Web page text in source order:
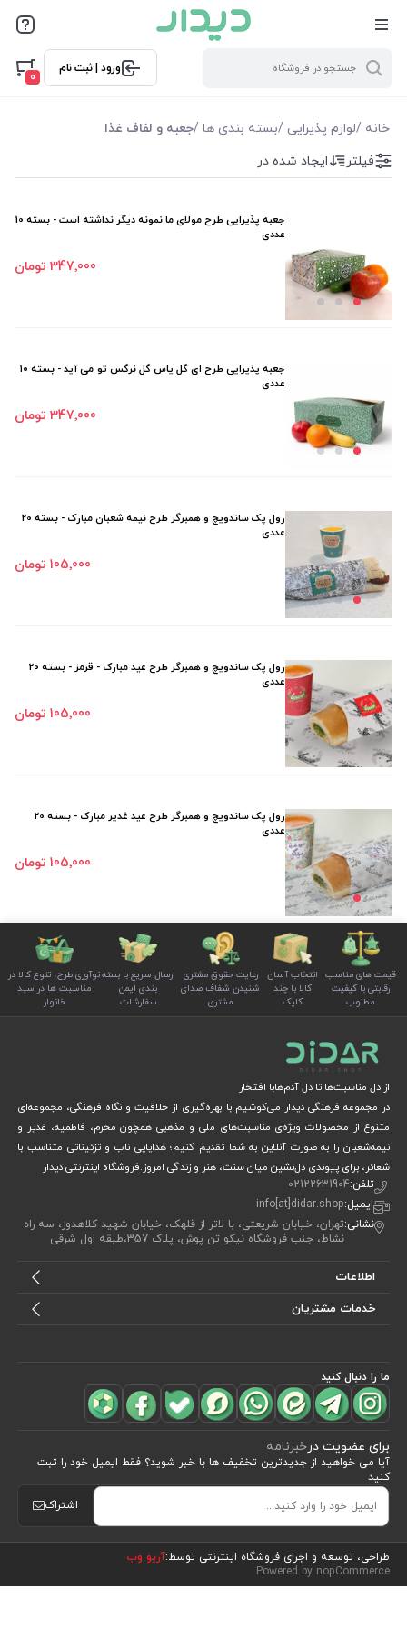
ورود | ثبت نام
0
خانه /لوازم پذیرایی /بسته بندی ها /جعبه و لفاف غذا
فیلتر بر اساس قیمت
فیلترها
نمایش همه محصولات
مشاهده محصولات(5)
فیلتر ایجاد شده در
جعبه پذیرایی طرح مولای ما نمونه دیگر نداشته است - بسته 10
عددی
347٬000 تومان
جعبه پذیرایی طرح ای گل یاس گل نرگس تو می آید - بسته 10
عددی
347٬000 تومان
رول پک ساندویچ و همبرگر طرح نیمه شعبان مبارک - بسته 20
عددی
105٬000 تومان
رول پک ساندویچ و همبرگر طرح عید مبارک - قرمز - بسته 20
عددی
105٬000 تومان
رول پک ساندویچ و همبرگر طرح عید غدیر مبارک - بسته 20
عددی
105٬000 تومان
قیمت های مناسب
رقابتی با کیفیت
مطلوب
انتخاب آسان
کالا با چند
کلیک
رعایت حقوق مشتری
شنیدن شفاف صدای
مشتری
ارسال سریع با بسته
بندی ایمن
سفارشات
نوآوری طرح، تنوع کالا در
مناسبت ها در سبد
خانوار
از دل مناسبت‌ها تا دل آدم‌هابا افتخار
در مجموعه فرهنگی دیدار می‌کوشیم با بهره‌گیری از خلاقیت و نگاه فرهنگی، مجموعه‌ای
متنوع از محصولات ویژه‌ی مناسبت‌های ملی و مذهبی همچون محرم، فاطمیه، غدیر و
نیمه‌شعبان را به صورت آنلاین به شما تقدیم کنیم؛ هدایایی ناب و تزئیناتی متناسب با
شعائر، برای پیوندی دل‌نشین میان سنت، هنر و زندگی امروز.فروشگاه اینترنتی دیدار
تلفن:02122631904
ایمیل:info[at]didar.shop
نشانی:تهران، خیابان شریعتی، با لاتر از قلهک، خیابان شهید کلاهدوز، سه راه
نشاط، جنب فروشگاه نیکو تن پوش، پلاک 357،طبقه اول شرقی
اطلاعات
خدمات مشتریان
ما را دنبال کنید
برای عضویت درخبرنامه
آیا می خواهید از جدید‌ترین تخفیف‌ ها با‌ خبر شوید؟ فقط ایمیل خود را ثبت
کنید
اشتراک
طراحی، توسعه و اجرای فروشگاه اینترنتی توسط:آریو وب
Powered by nopCommerce